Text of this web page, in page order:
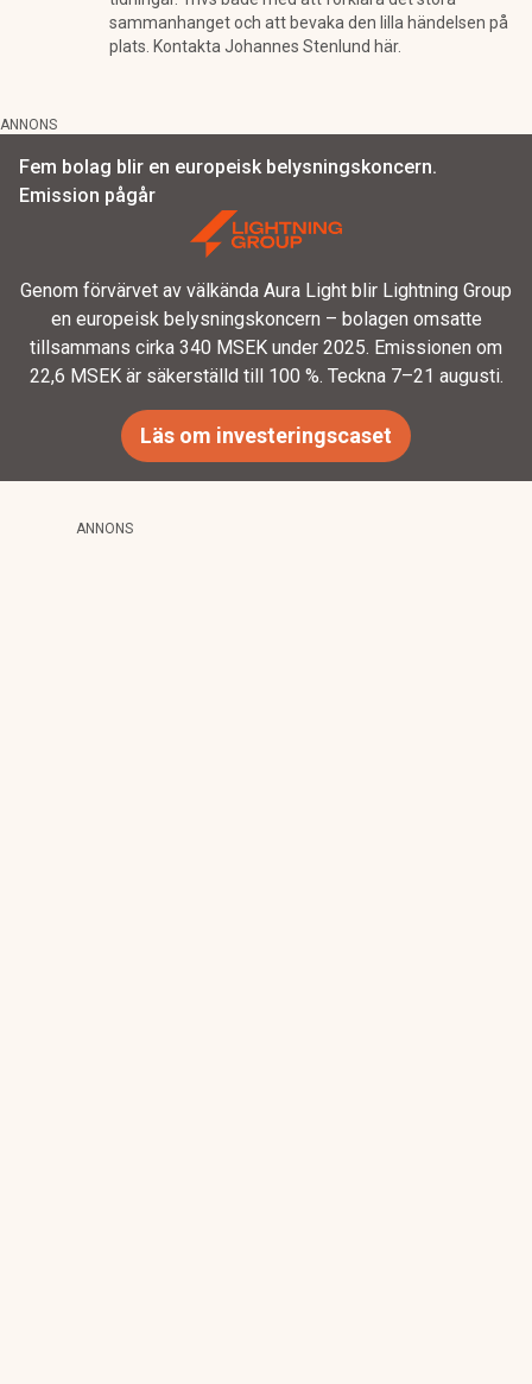
sammanhanget och att bevaka den lilla händelsen på
plats. Kontakta Johannes Stenlund här.
ANNONS
Fem bolag blir en europeisk belysningskoncern.
Emission pågår
Genom förvärvet av välkända Aura Light blir Lightning Group
en europeisk belysningskoncern – bolagen omsatte
tillsammans cirka 340 MSEK under 2025. Emissionen om
22,6 MSEK är säkerställd till 100 %. Teckna 7–21 augusti.
Läs om investeringscaset
ANNONS